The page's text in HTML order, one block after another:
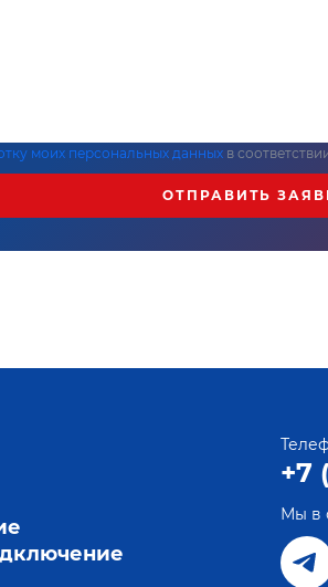
моих персональных данных в
ОТПРАВИТЬ
+7
Мы в